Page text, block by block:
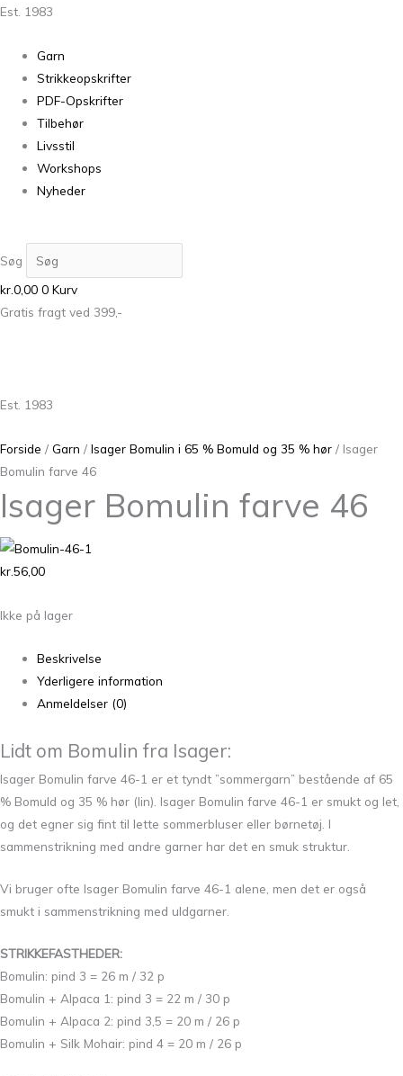
Est. 1983
Garn
Strikkeopskrifter
PDF-Opskrifter
Tilbehør
Livsstil
Workshops
Nyheder
Søg
kr.0,00 0 Kurv
Gratis fragt ved 399,-
Est. 1983
Forside / Garn / Isager Bomulin i 65 % Bomuld og 35 % hør / Isager
Bomulin farve 46
Isager Bomulin farve 46
kr.56,00
Ikke på lager
Beskrivelse
Yderligere information
Anmeldelser (0)
Lidt om Bomulin fra Isager:
Isager Bomulin farve 46-1 er et tyndt ”sommergarn” bestående af 65
% Bomuld og 35 % hør (lin). Isager Bomulin farve 46-1 er smukt og let,
og det egner sig fint til lette sommerbluser eller børnetøj. I
sammenstrikning med andre garner har det en smuk struktur.
Vi bruger ofte Isager Bomulin farve 46-1 alene, men det er også
smukt i sammenstrikning med uldgarner.
STRIKKEFASTHEDER:
Bomulin: pind 3 = 26 m / 32 p
Bomulin + Alpaca 1: pind 3 = 22 m / 30 p
Bomulin + Alpaca 2: pind 3,5 = 20 m / 26 p
Bomulin + Silk Mohair: pind 4 = 20 m / 26 p